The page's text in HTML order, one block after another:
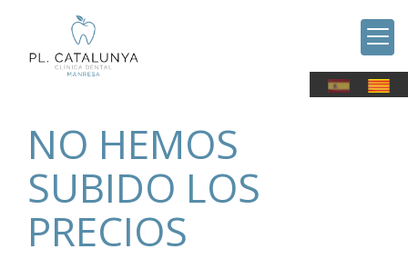
NO HEMOS
SUBIDO LOS
PRECIOS